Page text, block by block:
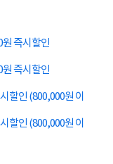
즉시할인
즉시할인
할인 (800,000원 이
할인 (800,000원 이